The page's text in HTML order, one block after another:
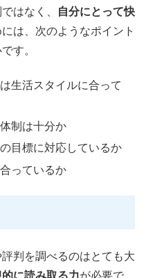
はなく、
自分にとって快
は、次のようなポイント
す。
生活スタイルに合って
制は十分か
目標に対応しているか
っているか
判を調べるのはとても大